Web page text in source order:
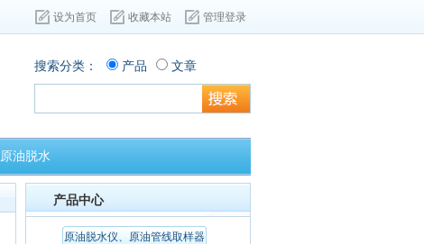
设为首页 收藏本站 管理登录
搜索分类： 产品 文章
原油脱水
产品中心
原油脱水仪、原油管线取样器